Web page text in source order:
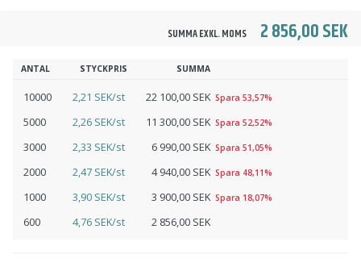
SUMMA EXKL. MOMS 2 856,00 SEK
ANTAL STYCKPRIS SUMMA
10000 2,21 SEK/st 22 100,00 SEK Spara 53,57%
5000 2,26 SEK/st 11 300,00 SEK Spara 52,52%
3000 2,33 SEK/st 6 990,00 SEK Spara 51,05%
2000 2,47 SEK/st 4 940,00 SEK Spara 48,11%
1000 3,90 SEK/st 3 900,00 SEK Spara 18,07%
600 4,76 SEK/st 2 856,00 SEK